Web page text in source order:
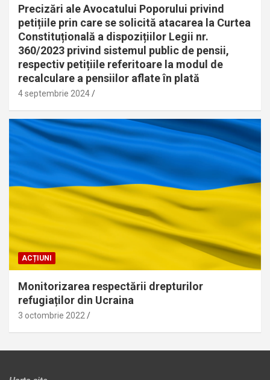
Precizări ale Avocatului Poporului privind
petițiile prin care se solicită atacarea la Curtea
Constituțională a dispozițiilor Legii nr.
360/2023 privind sistemul public de pensii,
respectiv petițiile referitoare la modul de
recalculare a pensiilor aflate în plată
4 septembrie 2024
ACȚIUNI
Monitorizarea respectării drepturilor
refugiaților din Ucraina
3 octombrie 2022